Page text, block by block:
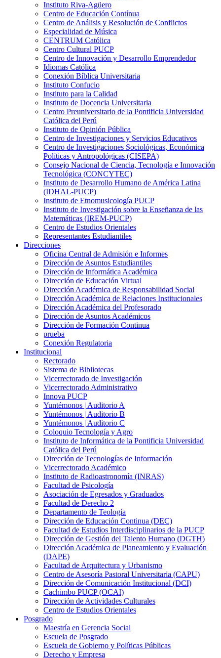
Instituto Riva-Agüero
Centro de Educación Contínua
Centro de Análisis y Resolución de Conflictos
Especialidad de Música
CENTRUM Católica
Centro Cultural PUCP
Centro de Innovación y Desarrollo Emprendedor
Idiomas Católica
Conexión Bíblica Universitaria
Instituto Confucio
Instituto para la Calidad
Instituto de Docencia Universitaria
Centro Preuniversitario de la Pontificia Universidad
Católica del Perú
Instituto de Opinión Pública
Centro de Investigaciones y Servicios Educativos
Centro de Investigaciones Sociológicas, Económica
Políticas y Antropológicas (CISEPA)
Consejo Nacional de Ciencia, Tecnología e Innovación
Tecnológica (CONCYTEC)
Instituto de Desarrollo Humano de América Latina
(IDHAL-PUCP)
Instituto de Etnomusicología PUCP
Instituto de Investigación sobre la Enseñanza de las
Matemáticas (IREM-PUCP)
Centro de Estudios Orientales
Representantes Estudiantiles
Direcciones
Oficina Central de Admisión e Informes
Dirección de Asuntos Estudiantiles
Dirección de Informática Académica
Dirección de Educación Virtual
Dirección Académica de Responsabilidad Social
Dirección Académica de Relaciones Institucionales
Dirección Académica del Profesorado
Dirección de Asuntos Académicos
Dirección de Formación Continua
prueba
Conexión Regulatoria
Institucional
Rectorado
Sistema de Bibliotecas
Vicerrectorado de Investigación
Vicerrectorado Administrativo
Innova PUCP
Yuntémonos | Auditorio A
Yuntémonos | Auditorio B
Yuntémonos | Auditorio C
Coloquio Tecnología y Agro
Instituto de Informática de la Pontificia Universidad
Católica del Perú
Dirección de Tecnologías de Información
Vicerrectorado Académico
Instituto de Radioastronomía (INRAS)
Facultad de Psicología
Asociación de Egresados y Graduados
Facultad de Derecho 2
Departamento de Teología
Dirección de Educación Continua (DEC)
Facultad de Estudios Interdisciplinarios de la PUCP
Dirección de Gestión del Talento Humano (DGTH)
Dirección Académica de Planeamiento y Evaluación
(DAPE)
Facultad de Arquitectura y Urbanismo
Centro de Asesoría Pastoral Universitaria (CAPU)
Dirección de Comunicación Institucional (DCI)
Cachimbo PUCP (OCAI)
Dirección de Actividades Culturales
Centro de Estudios Orientales
Posgrado
Maestría en Gerencia Social
Escuela de Posgrado
Escuela de Gobierno y Políticas Públicas
Derecho y Empresa